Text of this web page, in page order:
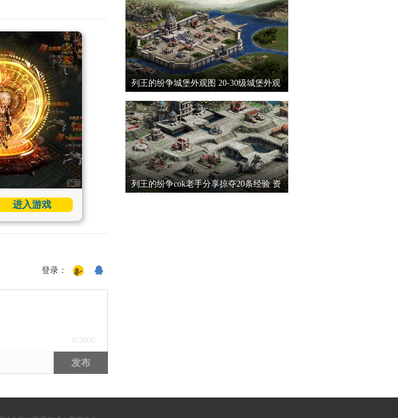
进入游戏
登录：
0 /2000
发布
列王的纷争城堡外观图 20-30级城堡外观
列王的纷争cok老手分享掠夺20条经验 资